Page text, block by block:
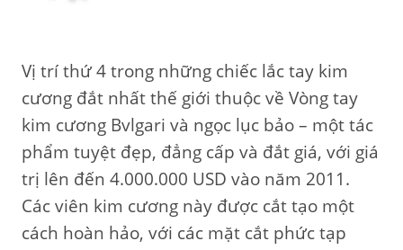
Vị trí thứ 4 trong những chiếc lắc tay kim
cương đắt nhất thế giới thuộc về Vòng tay
kim cương Bvlgari và ngọc lục bảo – một tác
phẩm tuyệt đẹp, đẳng cấp và đắt giá, với giá
trị lên đến 4.000.000 USD vào năm 2011.
Các viên kim cương này được cắt tạo một
cách hoàn hảo, với các mặt cắt phức tạp